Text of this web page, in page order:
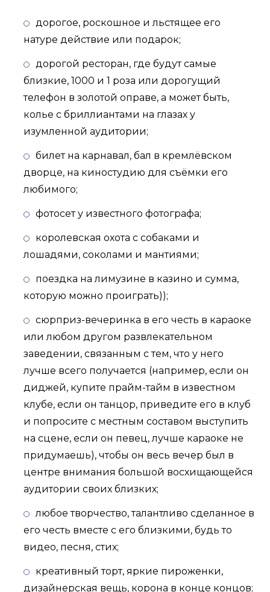
дорогое, роскошное и льстящее его
натуре действие или подарок;
дорогой ресторан, где будут самые
близкие, 1000 и 1 роза или дорогущий
телефон в золотой оправе, а может быть,
колье с бриллиантами на глазах у
изумленной аудитории;
билет на карнавал, бал в кремлёвском
дворце, на киностудию для съёмки его
любимого;
фотосет у известного фотографа;
королевская охота с собаками и
лошадями, соколами и мантиями;
поездка на лимузине в казино и сумма,
которую можно проиграть));
сюрприз-вечеринка в его честь в караоке
или любом другом развлекательном
заведении, связанным с тем, что у него
лучше всего получается (например, если он
диджей, купите прайм-тайм в известном
клубе, если он танцор, приведите его в клуб
и попросите с местным составом выступить
на сцене, если он певец, лучше караоке не
придумаешь), чтобы он весь вечер был в
центре внимания большой восхищающейся
аудитории своих близких;
любое творчество, талантливо сделанное в
его честь вместе с его близкими, будь то
видео, песня, стих;
креативный торт, яркие пироженки,
дизайнерская вещь, корона в конце концов;